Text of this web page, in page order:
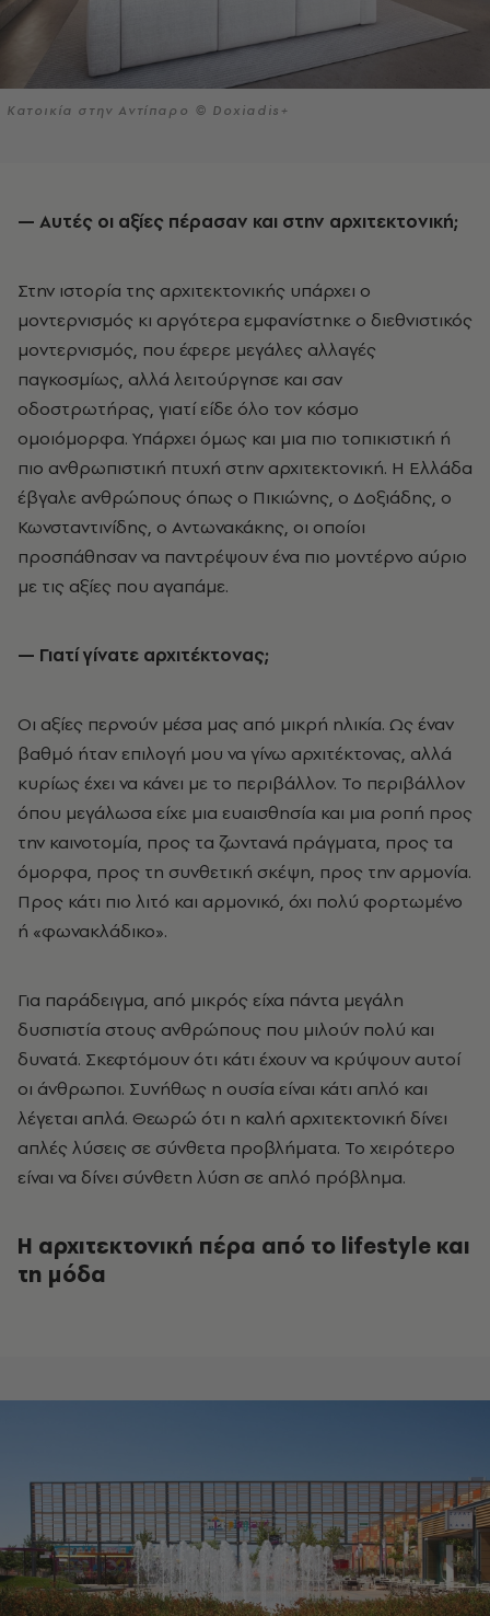
Κατοικία στην Αντίπαρο © Doxiadis+
— Αυτές οι αξίες πέρασαν και στην αρχιτεκτονική;
Στην ιστορία της αρχιτεκτονικής υπάρχει ο
μοντερνισμός κι αργότερα εμφανίστηκε ο διεθνιστικός
μοντερνισμός, που έφερε μεγάλες αλλαγές
παγκοσμίως, αλλά λειτούργησε και σαν
οδοστρωτήρας, γιατί είδε όλο τον κόσμο
ομοιόμορφα. Υπάρχει όμως και μια πιο τοπικιστική ή
πιο ανθρωπιστική πτυχή στην αρχιτεκτονική. Η Ελλάδα
έβγαλε ανθρώπους όπως ο Πικιώνης, ο Δοξιάδης, ο
Κωνσταντινίδης, ο Αντωνακάκης, οι οποίοι
προσπάθησαν να παντρέψουν ένα πιο μοντέρνο αύριο
με τις αξίες που αγαπάμε.
— Γιατί γίνατε αρχιτέκτονας;
Οι αξίες περνούν μέσα μας από μικρή ηλικία. Ως έναν
βαθμό ήταν επιλογή μου να γίνω αρχιτέκτονας, αλλά
κυρίως έχει να κάνει με το περιβάλλον. Το περιβάλλον
όπου μεγάλωσα είχε μια ευαισθησία και μια ροπή προς
την καινοτομία, προς τα ζωντανά πράγματα, προς τα
όμορφα, προς τη συνθετική σκέψη, προς την αρμονία.
Προς κάτι πιο λιτό και αρμονικό, όχι πολύ φορτωμένο
ή «φωνακλάδικο».
Για παράδειγμα, από μικρός είχα πάντα μεγάλη
δυσπιστία στους ανθρώπους που μιλούν πολύ και
δυνατά. Σκεφτόμουν ότι κάτι έχουν να κρύψουν αυτοί
οι άνθρωποι. Συνήθως η ουσία είναι κάτι απλό και
λέγεται απλά. Θεωρώ ότι η καλή αρχιτεκτονική δίνει
απλές λύσεις σε σύνθετα προβλήματα. Το χειρότερο
είναι να δίνει σύνθετη λύση σε απλό πρόβλημα.
Η αρχιτεκτονική πέρα από το lifestyle και
τη μόδα